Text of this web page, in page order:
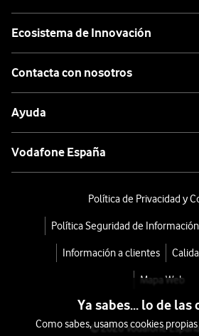
Ecosistema de Innovación
Contacta con nosotros
Ayuda
Vodafone España
Política de Privacidad y
Política Seguridad de Información
Información a clientes
Mapa Web
© 2026 Vodafone
Ya sabes... lo de las
Como sabes, usamos cookies